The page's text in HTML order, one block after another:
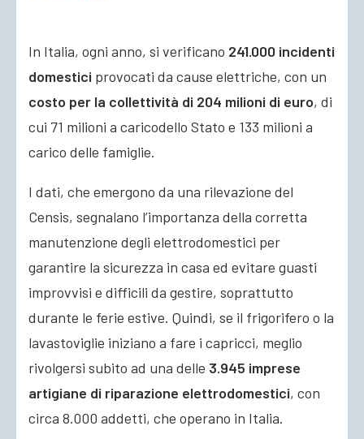
In Italia, ogni anno, si verificano 241.000 incidenti
domestici provocati da cause elettriche, con un
costo per la collettività di 204 milioni di euro, di
cui 71 milioni a caricodello Stato e 133 milioni a
carico delle famiglie.
I dati, che emergono da una rilevazione del
Censis, segnalano l’importanza della corretta
manutenzione degli elettrodomestici per
garantire la sicurezza in casa ed evitare guasti
improvvisi e difficili da gestire, soprattutto
durante le ferie estive. Quindi, se il frigorifero o la
lavastoviglie iniziano a fare i capricci, meglio
rivolgersi subito ad una delle 3.945 imprese
artigiane di riparazione elettrodomestici, con
circa 8.000 addetti, che operano in Italia.